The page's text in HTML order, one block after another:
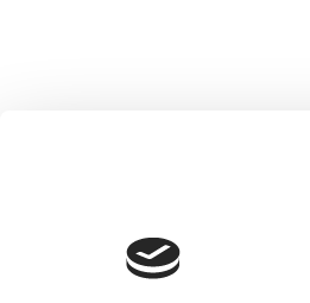
info@toffolettodeluca.it